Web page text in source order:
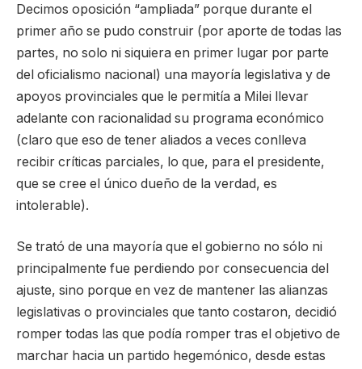
Decimos oposición “ampliada” porque durante el
primer año se pudo construir (por aporte de todas las
partes, no solo ni siquiera en primer lugar por parte
del oficialismo nacional) una mayoría legislativa y de
apoyos provinciales que le permitía a Milei llevar
adelante con racionalidad su programa económico
(claro que eso de tener aliados a veces conlleva
recibir críticas parciales, lo que, para el presidente,
que se cree el único dueño de la verdad, es
intolerable).
Se trató de una mayoría que el gobierno no sólo ni
principalmente fue perdiendo por consecuencia del
ajuste, sino porque en vez de mantener las alianzas
legislativas o provinciales que tanto costaron, decidió
romper todas las que podía romper tras el objetivo de
marchar hacia un partido hegemónico, desde estas